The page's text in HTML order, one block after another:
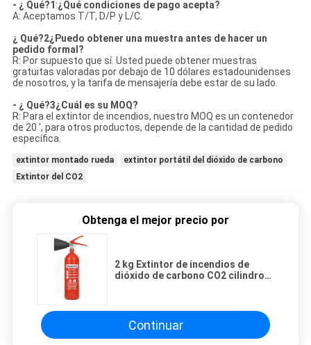
- ¿ Qué?1 :¿Qué condiciones de pago acepta?
A: Aceptamos T/T, D/P y L/C.
¿ Qué?2¿Puedo obtener una muestra antes de hacer un
pedido formal?
R: Por supuesto que sí. Usted puede obtener muestras
gratuitas valoradas por debajo de 10 dólares estadounidenses
de nosotros, y la tarifa de mensajería debe estar de su lado.
- ¿ Qué?3¿Cuál es su MOQ?
R: Para el extintor de incendios, nuestro MOQ es un contenedor
de 20 ', para otros productos, depende de la cantidad de pedido
específica.
extintor montado rueda
extintor portátil del dióxido de carbono
Extintor del CO2
Obtenga el mejor precio por
2 kg Extintor de incendios de
dióxido de carbono CO2 cilindro
Continuar